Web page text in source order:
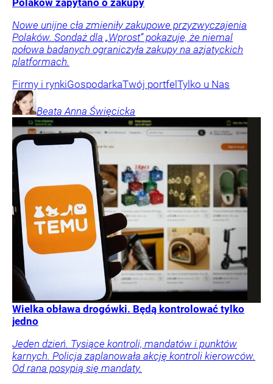
Nowe unijne cła zmieniły zakupowe przyzwyczajenia
Polaków. Sondaż dla „Wprost” pokazuje, że niemal
połowa badanych ograniczyła zakupy na azjatyckich
platformach.
Firmy i rynkiGospodarkaTwój portfelTylko u Nas
Beata Anna Święcicka
Wielka obława drogówki. Będą kontrolować tylko
jedno
Jeden dzień. Tysiące kontroli, mandatów i punktów
karnych. Policja zaplanowała akcję kontroli kierowców.
Od rana posypią się mandaty.